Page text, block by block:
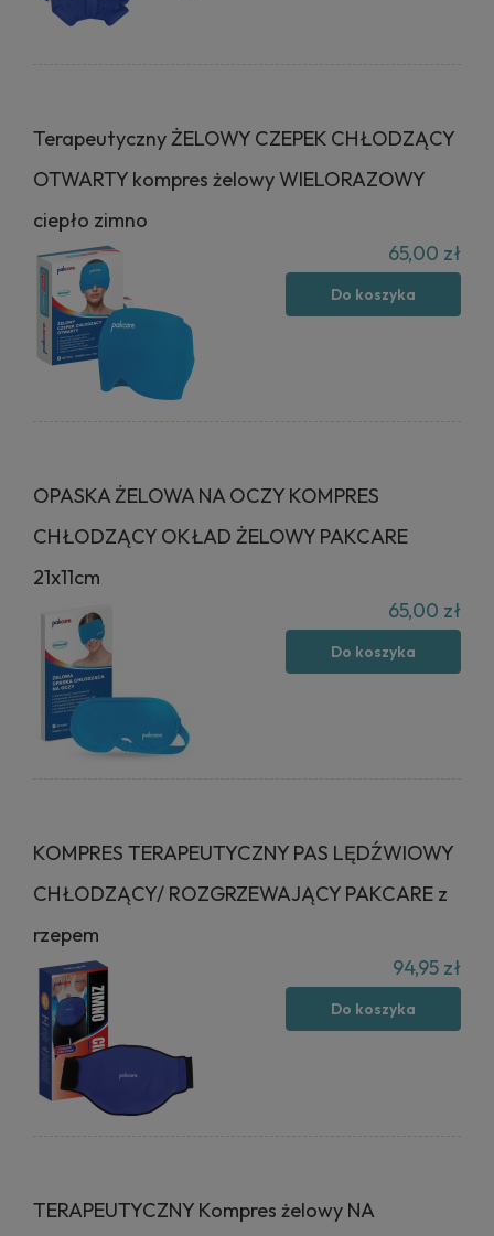
Terapeutyczny ŻELOWY CZEPEK CHŁODZĄCY
OTWARTY kompres żelowy WIELORAZOWY
ciepło zimno
65,00 zł
Do koszyka
OPASKA ŻELOWA NA OCZY KOMPRES
CHŁODZĄCY OKŁAD ŻELOWY PAKCARE
21x11cm
65,00 zł
Do koszyka
KOMPRES TERAPEUTYCZNY PAS LĘDŹWIOWY
CHŁODZĄCY/ ROZGRZEWAJĄCY PAKCARE z
rzepem
94,95 zł
Do koszyka
TERAPEUTYCZNY Kompres żelowy NA